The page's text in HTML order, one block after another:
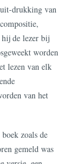
drukking van
de lezer bij
worden
lezen van elk
van het
zoals de
gemeld was